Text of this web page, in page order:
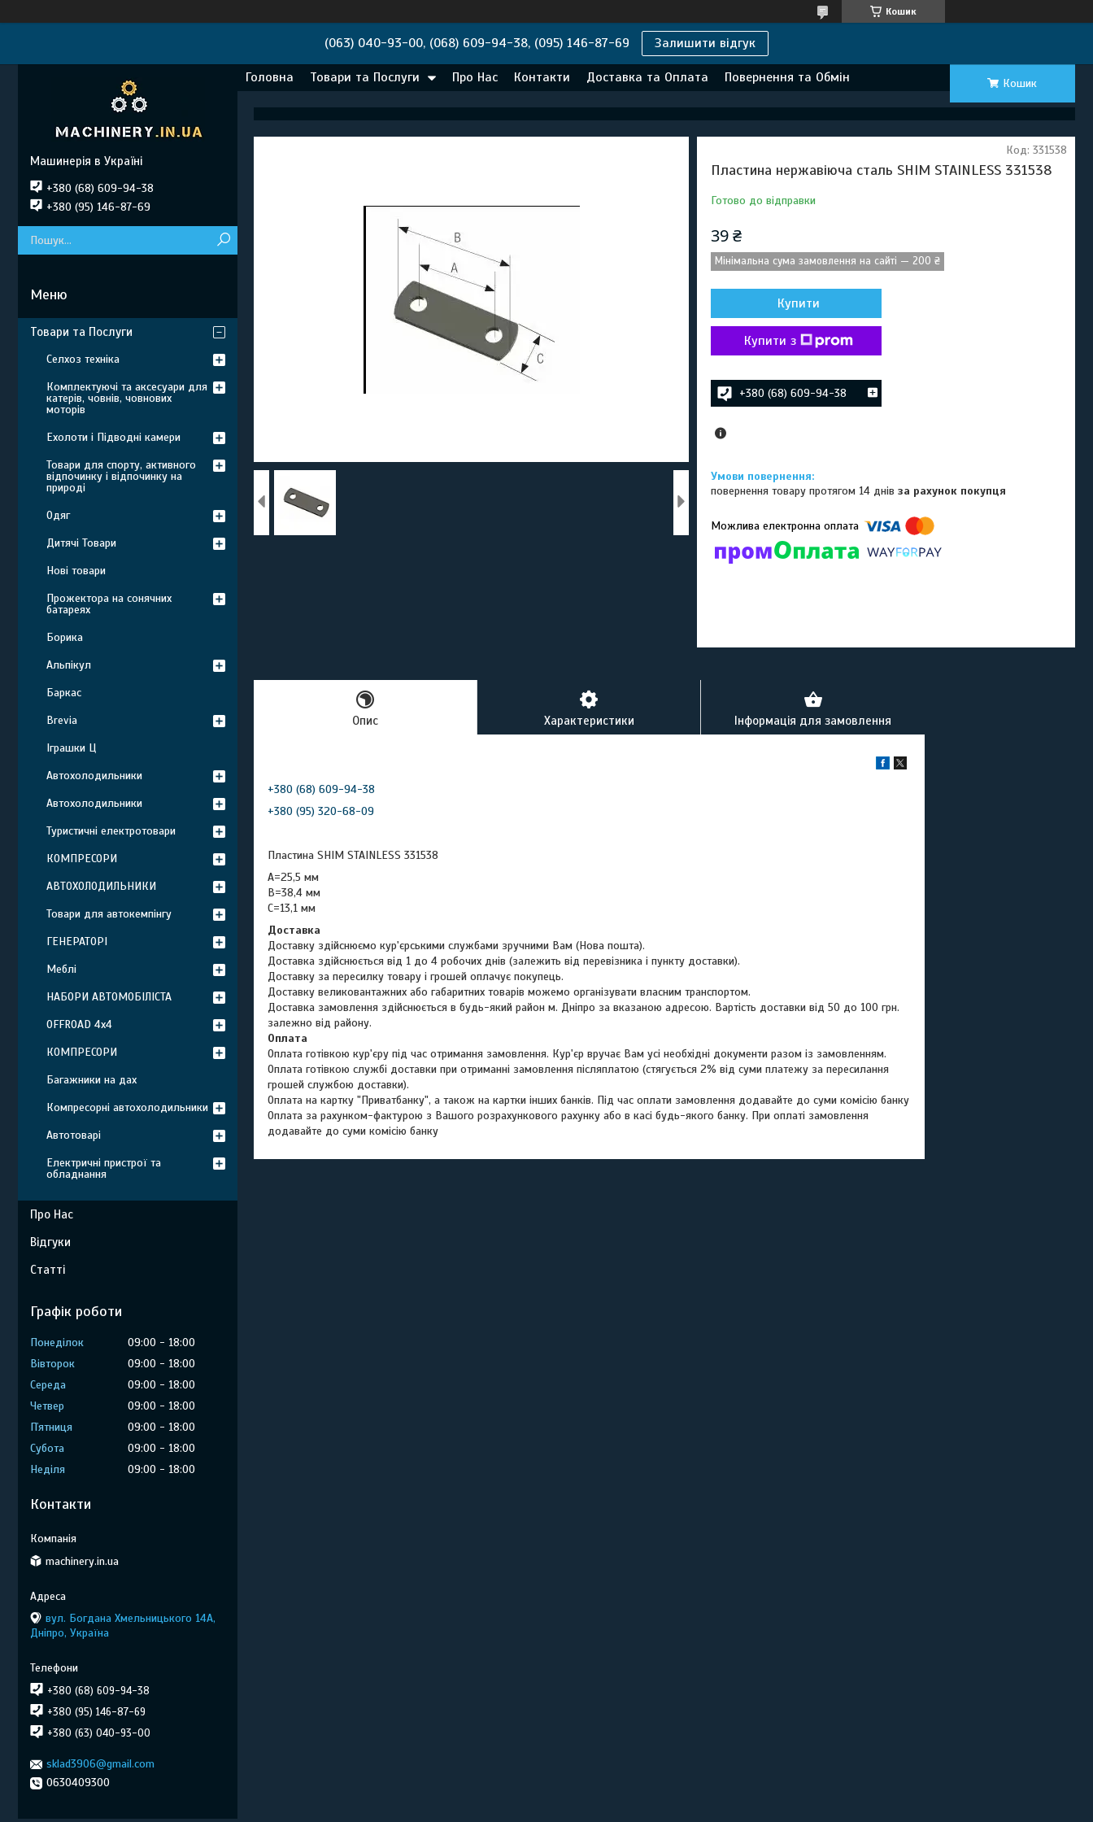
Кошик
(063) 040-93-00, (068) 609-94-38, (095) 146-87-69 Залишити відгук
Головна Товари та Послуги Про Нас Контакти Доставка та Оплата Повернення та Обмін Кошик
Пластина нержавіюча сталь SHIM STAINLESS 331538
Готово до відправки
Код: 331538
39 ₴
Мінімальна сума замовлення на сайті — 200 ₴
Купити
Купити з
+380 (68) 609-94-38
повернення товару протягом 14 днівза рахунок покупця
Опис Характеристики Інформація для замовлення
+380 (68) 609-94-38
+380 (95) 320-68-09
Пластина SHIM STAINLESS 331538
А=25,5 мм
В=38,4 мм
С=13,1 мм
Доставка
Доставку здійснюємо кур'єрськими службами зручними Вам (Нова пошта).
Доставка здійснюється від 1 до 4 робочих днів (залежить від перевізника і пункту доставки).
Доставку за пересилку товару і грошей оплачує покупець.
Доставку великовантажних або габаритних товарів можемо організувати власним транспортом.
Доставка замовлення здійснюється в будь-який район м. Дніпро за вказаною адресою. Вартість доставки від 50 до 100 грн.
залежно від району.
Оплата
Оплата готівкою кур'єру під час отримання замовлення. Кур'єр вручає Вам усі необхідні документи разом із замовленням.
Оплата готівкою службі доставки при отриманні замовлення післяплатою (стягується 2% від суми платежу за пересилання
грошей службою доставки).
Оплата на картку "Приватбанку", а також на картки інших банків. Під час оплати замовлення додавайте до суми комісію банку
Оплата за рахунком-фактурою з Вашого розрахункового рахунку або в касі будь-якого банку. При оплаті замовлення
додавайте до суми комісію банку
Машинерія в Україні
+380 (68) 609-94-38
+380 (95) 146-87-69
Товари та Послуги
Селхоз техніка
Комплектуючі та аксесуари для
катерів, човнів, човнових
моторів
Ехолоти і Підводні камери
Товари для спорту, активного
відпочинку і відпочинку на
природі
Одяг
Дитячі Товари
Нові товари
Прожектора на сонячних
батареях
Борика
Альпікул
Баркас
Brevia
Іграшки Ц
Автохолодильники
Автохолодильники
Туристичні електротовари
КОМПРЕСОРИ
АВТОХОЛОДИЛЬНИКИ
Товари для автокемпінгу
ГЕНЕРАТОРІ
Меблі
НАБОРИ АВТОМОБІЛІСТА
OFFROAD 4х4
КОМПРЕСОРИ
Багажники на дах
Компресорні автохолодильники
Автотоварі
Електричні пристрої та
обладнання
Про Нас
Відгуки
Статті
Графік роботи
Понеділок 09:00
18:00
Вівторок
09:00
18:00
Середа
09:00
18:00
Четвер
09:00
18:00
Пʼятниця
09:00
18:00
Субота
09:00
18:00
Неділя
09:00 18:00
Контакти
machinery.in.ua
вул. Богдана Хмельницького 14А,
Дніпро, Україна
+380 (68) 609-94-38
+380 (95) 146-87-69
+380 (63) 040-93-00
sklad3906@gmail.com
0630409300